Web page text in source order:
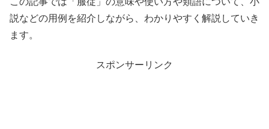
説などの用例を紹介しながら、わかりやすく解説していき
ます。
スポンサーリンク